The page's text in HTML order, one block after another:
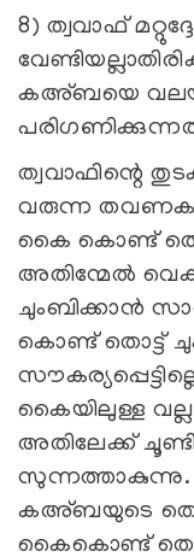
8) ത്വവാഫ്
കഅ്ബയെ വലയം
ത്വവാഫിന്റെ
വരുന്ന
കൈ കൊണ്ട്
അതിന്മേല്‍
ചുംബിക്കാന്‍
കൊണ്ട് തൊട്ട്
കൈയിലുള്ള
അതിലേക്ക്
സുന്നത്താകുന്നു.
കഅ്ബയുടെ
കൈകൊണ്ട്